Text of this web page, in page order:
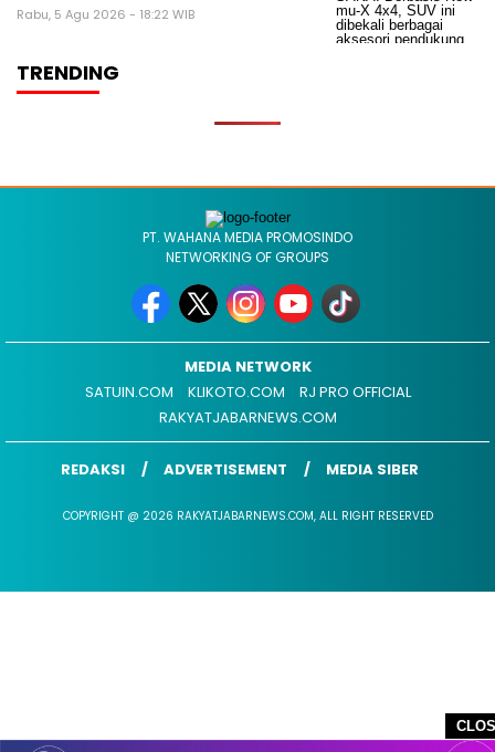
Rabu, 5 Agu 2026 - 18:22 WIB
TRENDING
PT. WAHANA MEDIA PROMOSINDO
NETWORKING OF GROUPS
MEDIA NETWORK
SATUIN.COM
KLIKOTO.COM
RJ PRO OFFICIAL
RAKYATJABARNEWS.COM
REDAKSI ADVERTISEMENT MEDIA SIBER
COPYRIGHT @ 2026 RAKYATJABARNEWS.COM, ALL RIGHT RESERVED